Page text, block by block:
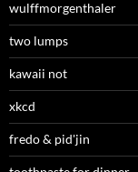
wulffmorgenthaler
two lumps
kawaii not
xkcd
fredo & pid'jin